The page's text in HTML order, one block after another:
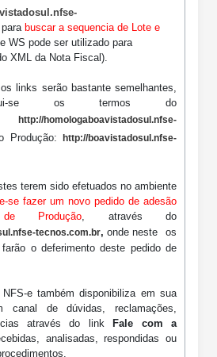
buscar a sequencia de Lote e
WS pode ser utilizado para
XML da Nota Fiscal).
serão bastante semelhantes,
se os termos do
http://homologaboavistadosul.nfse-
Produção:
http://boavistadosul.nfse-
terem sido efetuados no ambiente
se fazer um novo pedido de adesão
Produção, através do
tecnos.com.br, onde neste
os
o deferimento deste pedido de
e também disponibiliza em sua
canal de dúvidas, reclamações,
através do link
Fale com a
analisadas, respondidas ou